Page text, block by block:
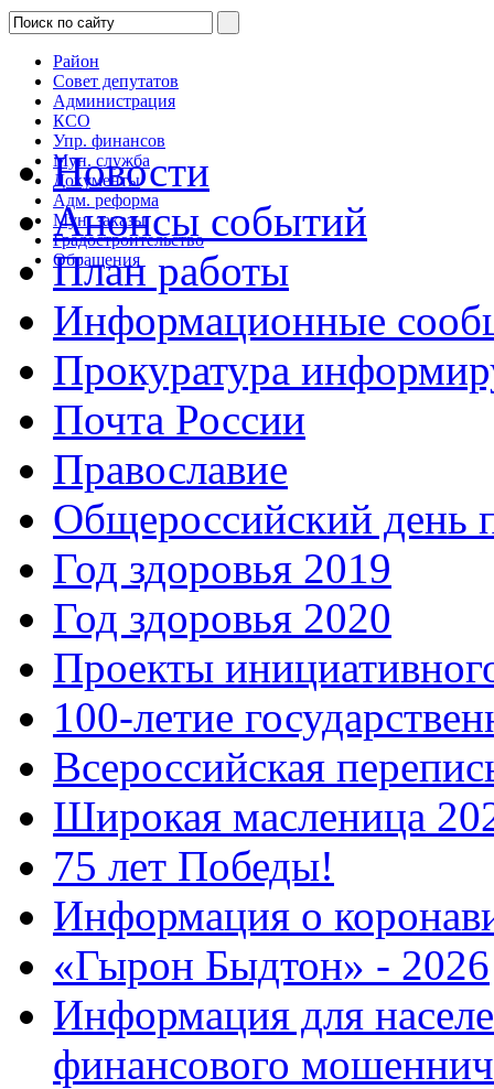
Район
Совет депутатов
Администрация
КСО
Упр. финансов
Мун. служба
Документы
Адм. реформа
Мун. заказы
Градостроительство
Обращения
Новости
Анонсы событий
План работы
Информационные
Прокуратура
Почта России
Православие
Общероссийский день
Год здоровья 2019
Год здоровья 2020
Проекты
100-летие
Всероссийская
Широкая масленица
75 лет Победы!
Информация о
«Гырон Быдтон» - 2026
Информация для
финансового